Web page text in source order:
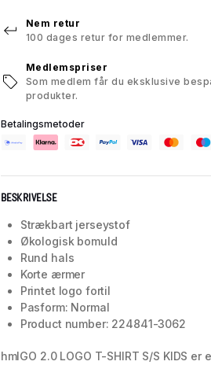
Nem retur
100 dages retur for medlemmer.
Medlemspriser
Som medlem får du eksklusive
produkter.
Betalingsmetoder
BESKRIVELSE
Strækbart jerseystof
Økologisk bomuld
Rund hals
Korte ærmer
Printet logo fortil
Pasform: Normal
Product number: 224841-3062
hmlGO 2.0 LOGO T-SHIRT S/S KIDS